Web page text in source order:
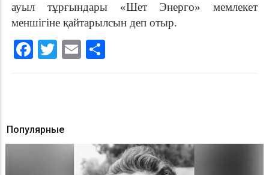
ауыл тұрғындары «Шет Энерго» мемлекет
меншігіне қайтарылсын деп отыр.
Facebook
Twitter
Email
Популярные